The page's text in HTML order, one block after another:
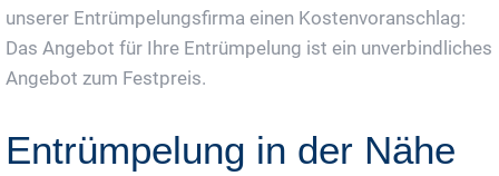
unserer Entrümpelungsfirma einen Kostenvoranschlag:
Das Angebot für Ihre Entrümpelung ist ein unverbindliches
Angebot zum Festpreis.
Entrümpelung in der Nähe